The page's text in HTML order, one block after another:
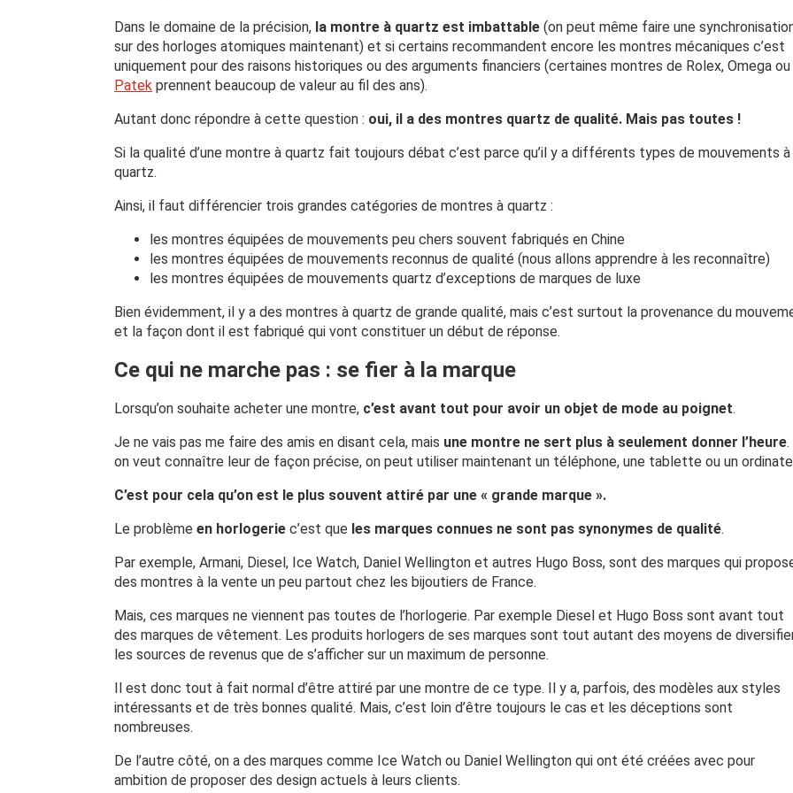
Dans le domaine de la précision, la montre à quartz est imbattable (on peut même faire une
sur des horloges atomiques maintenant) et si certains recommandent encore les montres mécaniques c’est
uniquement pour des raisons historiques ou des arguments financiers (certaines montres de Rolex, Omega ou
Patek prennent beaucoup de valeur au fil des ans).
Autant donc répondre à cette question : oui, il a des montres quartz de qualité. Mais pas toutes !
Si la qualité d’une montre à quartz fait toujours débat c’est parce qu’il y a différents types de mouvements à
quartz.
Ainsi, il faut différencier trois grandes catégories de montres à quartz :
les montres équipées de mouvements peu chers souvent fabriqués en Chine
les montres équipées de mouvements reconnus de qualité (nous allons apprendre à les reconnaître)
les montres équipées de mouvements quartz d’exceptions de marques de luxe
Bien évidemment, il y a des montres à quartz de grande qualité, mais c’est surtout la provenance du
et la façon dont il est fabriqué qui vont constituer un début de réponse.
Ce qui ne marche pas : se fier à la marque
Lorsqu’on souhaite acheter une montre, c’est avant tout pour avoir un objet de mode au poignet.
Je ne vais pas me faire des amis en disant cela, mais une montre ne sert plus à seulement donner l’heure.
on veut connaître leur de façon précise, on peut utiliser maintenant un téléphone, une tablette ou un
C’est pour cela qu’on est le plus souvent attiré par une « grande marque ».
Le problème en horlogerie c’est que les marques connues ne sont pas synonymes de qualité.
Par exemple, Armani, Diesel, Ice Watch, Daniel Wellington et autres Hugo Boss, sont des marques qui
des montres à la vente un peu partout chez les bijoutiers de France.
Mais, ces marques ne viennent pas toutes de l’horlogerie. Par exemple Diesel et Hugo Boss sont avant tout
des marques de vêtement. Les produits horlogers de ses marques sont tout autant des moyens de
les sources de revenus que de s’afficher sur un maximum de personne.
Il est donc tout à fait normal d’être attiré par une montre de ce type. Il y a, parfois, des modèles aux styles
intéressants et de très bonnes qualité. Mais, c’est loin d’être toujours le cas et les déceptions sont
nombreuses.
De l’autre côté, on a des marques comme Ice Watch ou Daniel Wellington qui ont été créées avec pour
ambition de proposer des design actuels à leurs clients.